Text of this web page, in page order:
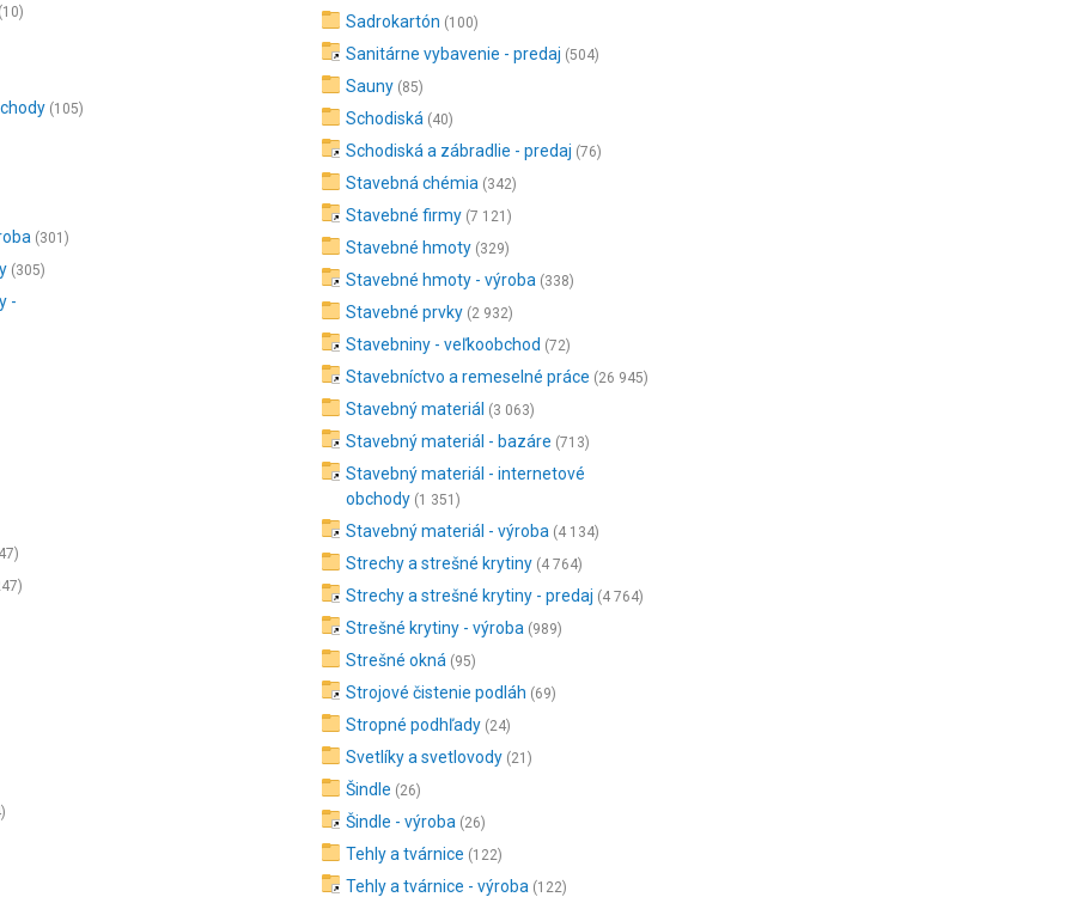
(10)
(105)
(301)
(305)
-
Sadrokartón (100)
Sanitárne vybavenie - predaj (504)
Sauny (85)
Schodiská (40)
Schodiská a zábradlie - predaj (76)
Stavebná chémia (342)
Stavebné firmy (7 121)
Stavebné hmoty (329)
Stavebné hmoty - výroba (338)
Stavebné prvky (2 932)
Stavebniny - veľkoobchod (72)
Stavebníctvo a remeselné práce (26 945)
Stavebný materiál (3 063)
Stavebný materiál - bazáre (713)
Stavebný materiál - internetové
obchody (1 351)
Stavebný materiál - výroba (4 134)
Strechy a strešné krytiny (4 764)
Strechy a strešné krytiny - predaj (4 764)
Strešné krytiny - výroba (989)
Strešné okná (95)
Strojové čistenie podláh (69)
Stropné podhľady (24)
Svetlíky a svetlovody (21)
Šindle (26)
Šindle - výroba (26)
Tehly a tvárnice (122)
Tehly a tvárnice - výroba (122)